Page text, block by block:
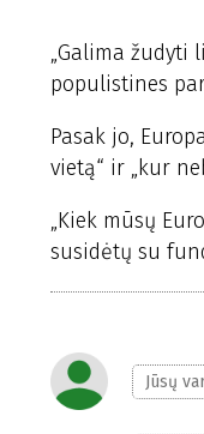
„Galima žudyti
populistines
Pasak jo,
vietą“ ir „kur
„Kiek mūsų
susidėtų su